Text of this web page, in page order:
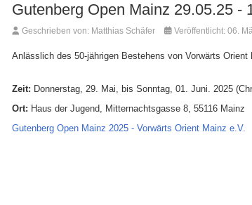
Gutenberg Open Mainz 29.05.25 -
Geschrieben von: Matthias Schäfer Veröffentlicht: 06.
Anlässlich des 50-jährigen Bestehens von Vorwärts
Zeit: Donnerstag, 29. Mai, bis Sonntag, 01. Juni. 2025
Ort: Haus der Jugend, Mitternachtsgasse 8, 55116 Mainz
Gutenberg Open Mainz 2025 - Vorwärts Orient Mainz e.V.